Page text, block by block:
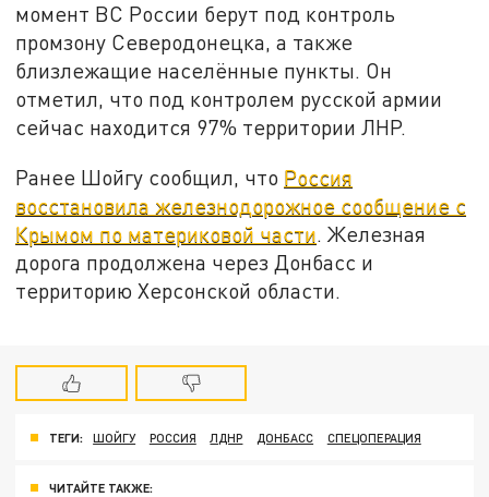
момент ВС России берут под контроль
промзону Северодонецка, а также
близлежащие населённые пункты. Он
отметил, что под контролем русской армии
сейчас находится 97% территории ЛНР.
Ранее Шойгу сообщил, что Россия
восстановила железнодорожное сообщение с
Крымом по материковой части. Железная
дорога продолжена через Донбасс и
территорию Херсонской области.
ТЕГИ: ШОЙГУ РОССИЯ ЛДНР ДОНБАСС СПЕЦОПЕРАЦИЯ
ЧИТАЙТЕ ТАКЖЕ: